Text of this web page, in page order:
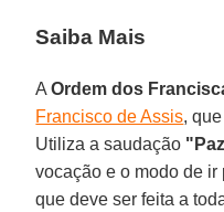
Saiba Mais
AOrdem dos
Francisco de Assis,
Utiliza a saudação
vocação e o modo de
que deve ser feita a